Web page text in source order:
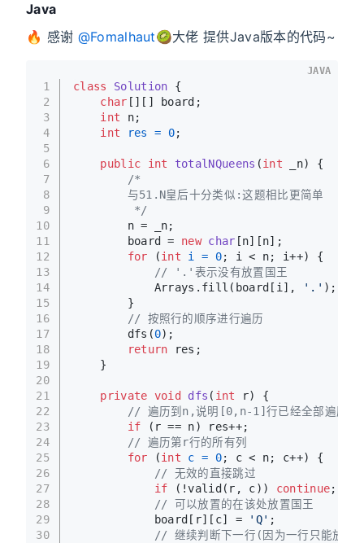
Java
🔥 感谢 @Fomalhaut🥝大佬 提供Java版本的代码~
1
2
3
4
5
6
7
8
9
10
11
12
13
14
15
16
17
18
19
20
21
22
23
24
25
26
27
28
29
30
class Solution {
char [][] board;
int n;
int
res = 0;
public int totalNQueens (int _n)
{
/*
        与51.N皇后十分类似:这题相比更简单
         */
        n = _n;
        board =
new char [n][n];
for (int i = 0; i < n; i++) {
// '.'表示没有放置国王
            Arrays.fill(board[i],
'.' );
        }
// 按照行的顺序进行遍历
        dfs(
0);
return res;
    }
private void dfs ( int r)
{
// 遍历到n,说明[0,n-1]行已经全部遍历完
if (r == n) res++;
// 遍历第r行的所有列
for (int c = 0; c < n; c++) {
// 无效的直接跳过
if (!valid(r, c)) continue;
// 可以放置的在该处放置国王
            board[r][c] =
'Q' ;
// 继续判断下一行(因为一行只能放一
JAVA